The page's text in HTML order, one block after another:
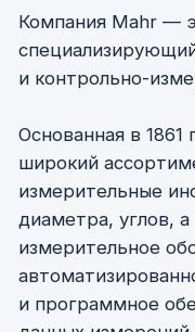
Магнитные штативы и
Компания
занимается
снабжением
промышленных
предприятий